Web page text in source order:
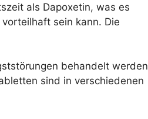
als Dapoxetin, was es
sein kann. Die
behandelt werden
sind in verschiedenen